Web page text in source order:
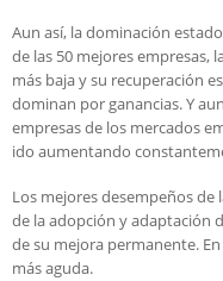
Aun así, la dominación
de las 50 mejores empresas,
más baja y su recuperación
dominan por ganancias. Y
empresas de los mercados
ido aumentando
Los mejores desempeños
de la adopción y adaptación
de su mejora permanente.
más aguda.